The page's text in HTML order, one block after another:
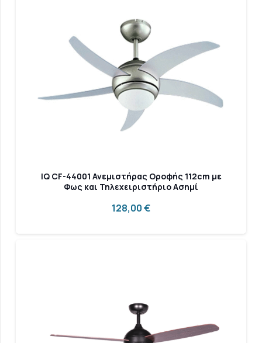
IQ CF-44001 Ανεμιστήρας Οροφής 112cm με
Φως και Τηλεχειριστήριο Ασημί
128,00€